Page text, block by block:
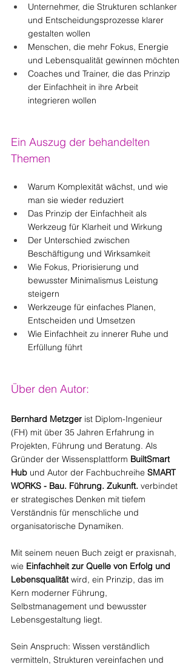
Unternehmer, die Strukturen schlanker
und Entscheidungsprozesse klarer
gestalten wollen
Menschen, die mehr Fokus, Energie
und Lebensqualität gewinnen möchten
Coaches und Trainer, die das Prinzip
der Einfachheit in ihre Arbeit
integrieren wollen
Ein Auszug der behandelten
Themen
Warum Komplexität wächst, und wie
man sie wieder reduziert
Das Prinzip der Einfachheit als
Werkzeug für Klarheit und Wirkung
Der Unterschied zwischen
Beschäftigung und Wirksamkeit
Wie Fokus, Priorisierung und
bewusster Minimalismus Leistung
steigern
Werkzeuge für einfaches Planen,
Entscheiden und Umsetzen
Wie Einfachheit zu innerer Ruhe und
Erfüllung führt
Über den Autor:
Bernhard Metzger ist Diplom-Ingenieur
(FH) mit über 35 Jahren Erfahrung in
Projekten, Führung und Beratung. Als
Gründer der Wissensplattform BuiltSmart
Hub und Autor der Fachbuchreihe SMART
WORKS - Bau. Führung. Zukunft. verbindet
er strategisches Denken mit tiefem
Verständnis für menschliche und
organisatorische Dynamiken.
Mit seinem neuen Buch zeigt er praxisnah,
wie Einfachheit zur Quelle von Erfolg und
Lebensqualität wird, ein Prinzip, das im
Kern moderner Führung,
Selbstmanagement und bewusster
Lebensgestaltung liegt.
Sein Anspruch: Wissen verständlich
vermitteln, Strukturen vereinfachen und